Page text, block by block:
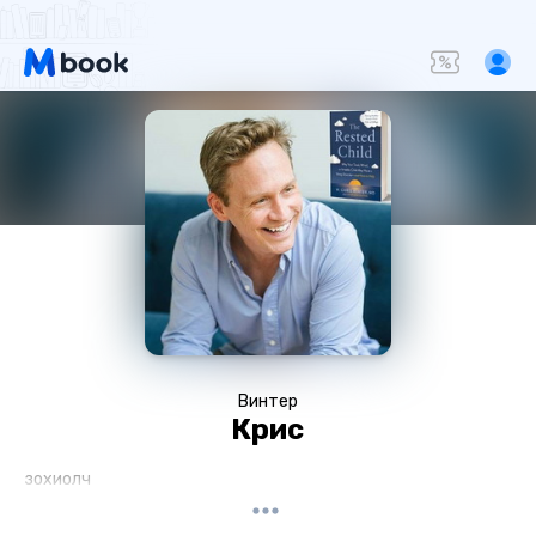
Винтер
Крис
зохиолч